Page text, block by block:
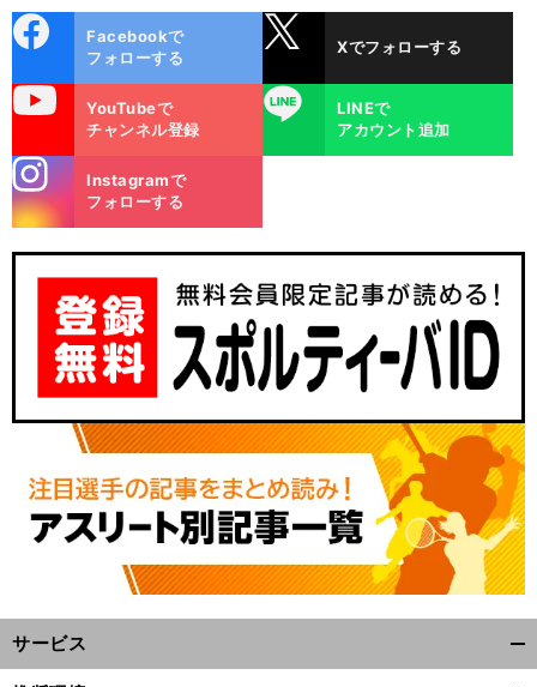
ok
Facebookで
フォローする
Xでフォローする
YouTubeで
チャンネル登録
LINE
LINEで
アカウント追加
m
Instagramで
フォローする
サービス